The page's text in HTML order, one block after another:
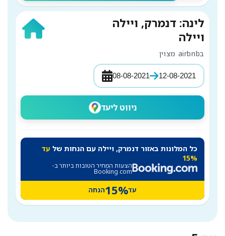
לינה: דנמרק, ויילה
ויילה
בairbnb מצוין
08-08-2021 12-08-2021
ניווט ליעד
כל המלונות באזור דנמרק, ויילה עם הנחות של עד
15%
הצעות המחיר הטובות ביותר ב-
Booking.com
עד15%הנחה